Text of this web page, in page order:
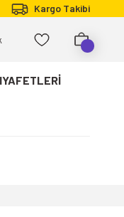
Kargo Takibi